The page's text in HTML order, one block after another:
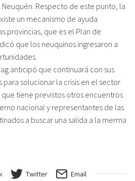
Respecto de este punto, la
un mecanismo de ayuda
provincias, que es el Plan de
que los neuquinos ingresaron a
anticipó que continuará con sus
para solucionar la crisis en el sector
tiene previstos otros encuentros
nacional y representantes de las
a buscar una salida a la merma
Twitter Email